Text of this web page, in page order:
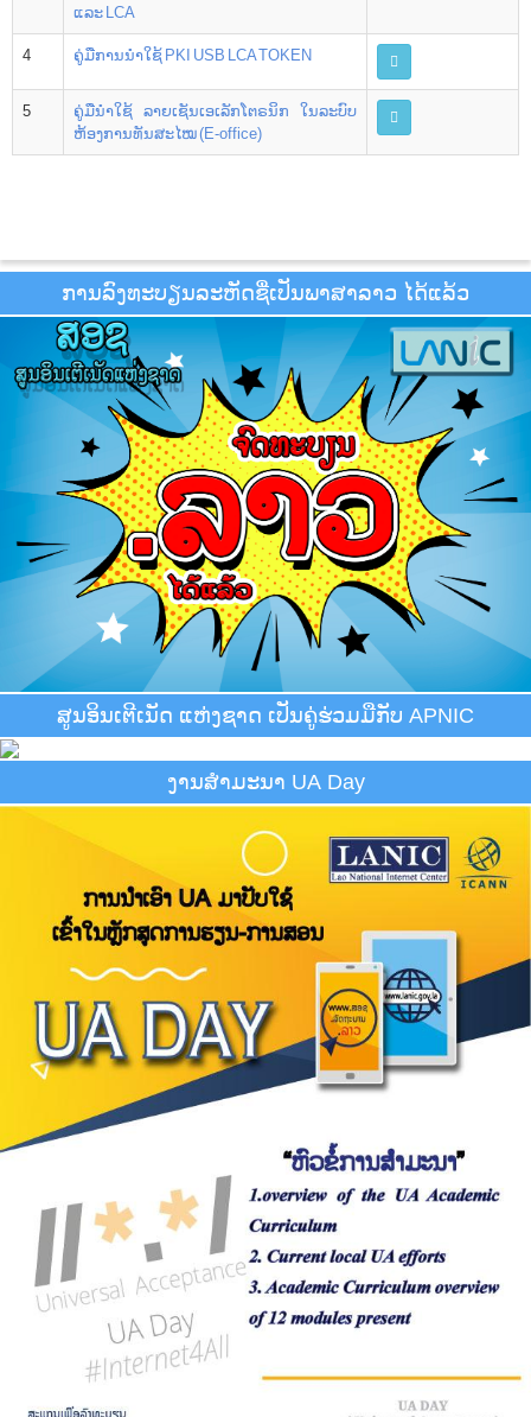
ແລະ LCA
4 ຄູ່ມືການນຳໃຊ້ PKI USB LCA TOKEN
5
ຄູ່ມືນຳໃຊ້ ລາຍເຊັນເອເລັກໂຕຣນິກ ໃນລະບົບ
ຫ້ອງການທັນສະໄໝ (E-office)
ການລົງທະບຽນລະຫັດຊື່ເປັນພາສາລາວ ໄດ້ແລ້ວ
ສູນອິນເຕີເນັດ ແຫ່ງຊາດ ເປັນຄູ່ຮ່ວມມືກັບ APNIC
ງານສຳມະນາ UA Day